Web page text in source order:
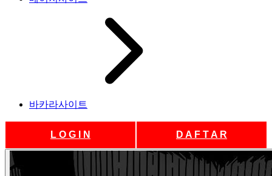
바카라사이트
L O G I N D A F T A R